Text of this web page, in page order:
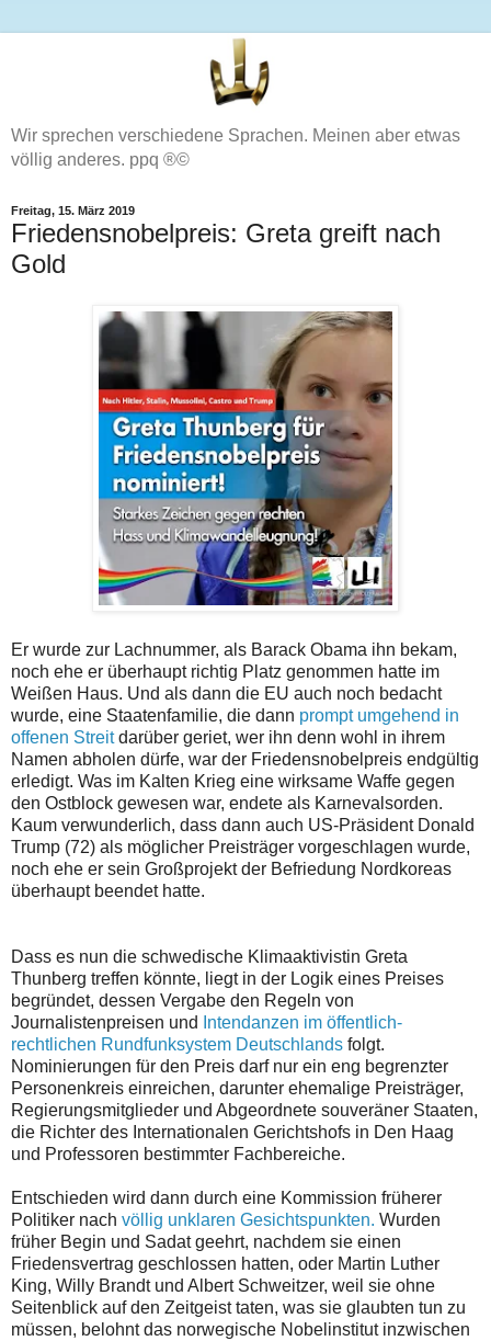
Wir sprechen verschiedene Sprachen. Meinen aber etwas
völlig anderes. ppq ®©
Freitag, 15. März 2019
Friedensnobelpreis: Greta greift nach
Gold
Er wurde zur Lachnummer, als Barack Obama ihn bekam,
noch ehe er überhaupt richtig Platz genommen hatte im
Weißen Haus. Und als dann die EU auch noch bedacht
wurde, eine Staatenfamilie, die dann prompt umgehend in
offenen Streitdarüber geriet, wer ihn denn wohl in ihrem
Namen abholen dürfe, war der Friedensnobelpreis endgültig
erledigt. Was im Kalten Krieg eine wirksame Waffe gegen
den Ostblock gewesen war, endete als Karnevalsorden.
Kaum verwunderlich, dass dann auch US-Präsident Donald
Trump (72) als möglicher Preisträger vorgeschlagen wurde,
noch ehe er sein Großprojekt der Befriedung Nordkoreas
überhaupt beendet hatte.
Dass es nun die schwedische Klimaaktivistin Greta
Thunberg treffen könnte, liegt in der Logik eines Preises
begründet, dessen Vergabe den Regeln von
Journalistenpreisen und
Intendanzen im öffentlich-
rechtlichen Rundfunksystem Deutschlands folgt.
Nominierungen für den Preis darf nur ein eng begrenzter
Personenkreis einreichen, darunter ehemalige Preisträger,
Regierungsmitglieder und Abgeordnete souveräner Staaten,
die Richter des Internationalen Gerichtshofs in Den Haag
und Professoren bestimmter Fachbereiche.
Entschieden wird dann durch eine Kommission früherer
Politiker nach völlig unklaren Gesichtspunkten. Wurden
früher Begin und Sadat geehrt, nachdem sie einen
Friedensvertrag geschlossen hatten, oder Martin Luther
King, Willy Brandt und Albert Schweitzer, weil sie ohne
Seitenblick auf den Zeitgeist taten, was sie glaubten tun zu
müssen, belohnt das norwegische Nobelinstitut inzwischen